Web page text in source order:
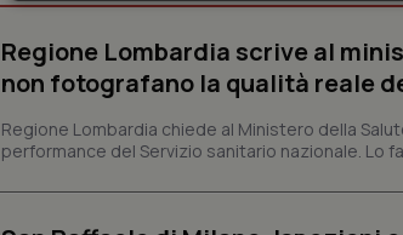
Regione Lombardia scrive al
non fotografano la qualità reale
Regione Lombardia chiede al Ministero della
performance del Servizio sanitario nazionale. Lo
Necessari